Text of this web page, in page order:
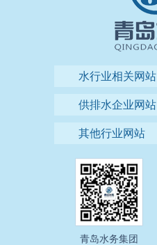
水行业相关网站
供排水企业网站
其他行业网站
青岛水务集团